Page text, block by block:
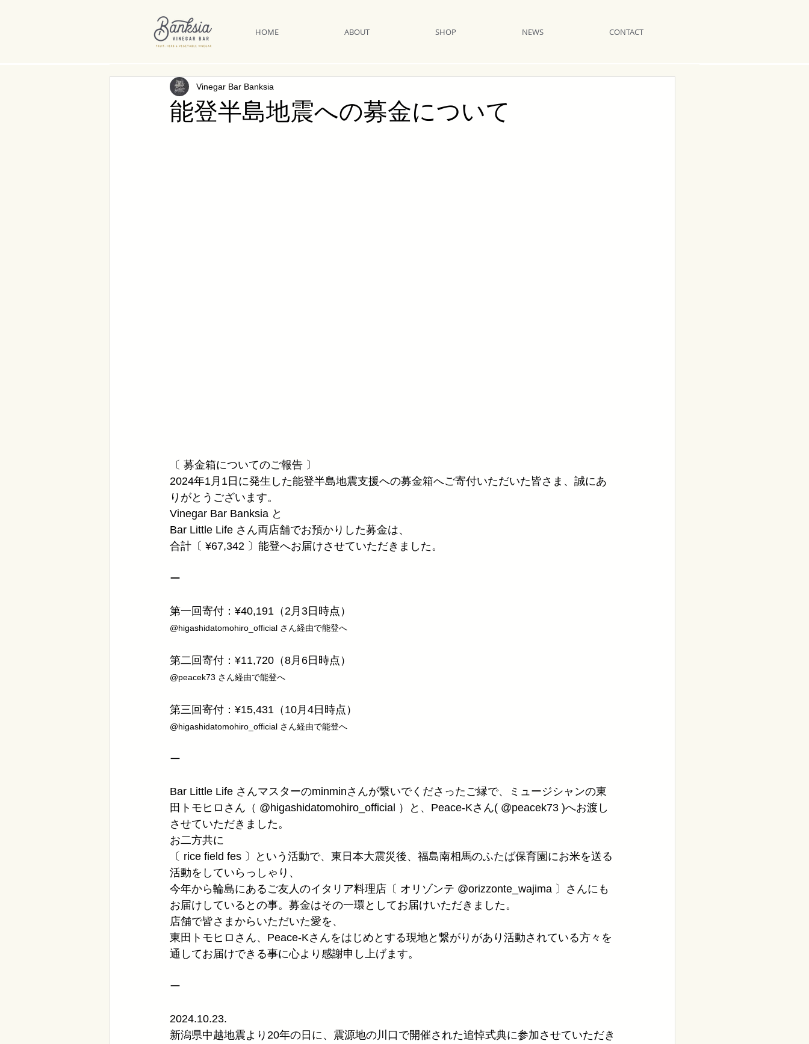
HOME ABOUT SHOP NEWS CONTACT
能登半島地震への募金について
Vinegar Bar Banksia
〔 募金箱についてのご報告 〕
2024年1月1日に発生した能登半島地震支援への募金箱へご寄付いただいた皆さま、誠にあ
りがとうございます。
Vinegar Bar Banksia と
Bar Little Life さん両店舗でお預かりした募金は、
合計〔 ¥67,342 〕能登へお届けさせていただきました。
ー
第一回寄付：¥40,191（2月3日時点）
@higashidatomohiro_official さん経由で能登へ
第二回寄付：¥11,720（8月6日時点）
@peacek73 さん経由で能登へ
第三回寄付：¥15,431（10月4日時点）
@higashidatomohiro_official さん経由で能登へ
ー
Bar Little Life さんマスターのminminさんが繋いでくださったご縁で、ミュージシャンの東
田トモヒロさん（ @higashidatomohiro_official ）と、Peace-Kさん( @peacek73 )へお渡し
させていただきました。
お二方共に
〔 rice field fes 〕という活動で、東日本大震災後、福島南相馬のふたば保育園にお米を送る
活動をしていらっしゃり、
今年から輪島にあるご友人のイタリア料理店〔 オリゾンテ @orizzonte_wajima 〕さんにも
お届けしているとの事。募金はその一環としてお届けいただきました。
店舗で皆さまからいただいた愛を、
東田トモヒロさん、Peace-Kさんをはじめとする現地と繋がりがあり活動されている方々を
通してお届けできる事に心より感謝申し上げます。
ー
2024.10.23.
新潟県中越地震より20年の日に、震源地の川口で開催された追悼式典に参加させていただき